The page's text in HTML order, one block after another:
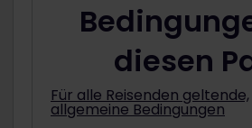
diesen
Für alle Reisenden geltende,
allgemeine Bedingungen